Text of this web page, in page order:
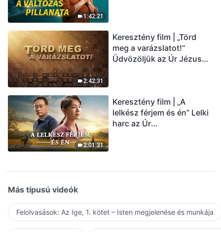
1:42:21
2:42:31
Keresztény film | „Törd
meg a varázslatot!”
Üdvözöljük az Úr Jézus
2:01:31
Keresztény film | „A
lelkész férjem és én” Lelki
harc az Úr
Más típusú videók
Felolvasások: Az Ige, 1. kötet – Isten megjelenése és munkája